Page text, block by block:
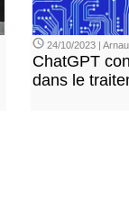
24/10/2023 |
ChatGPT
dans le